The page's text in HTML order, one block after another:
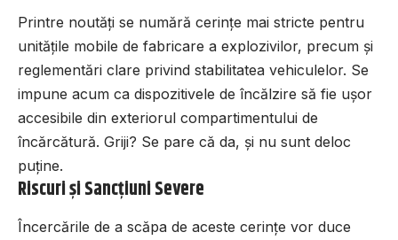
Printre noutăți se numără cerințe mai stricte pentru
unitățile mobile de fabricare a explozivilor, precum și
reglementări clare privind stabilitatea vehiculelor. Se
impune acum ca dispozitivele de încălzire să fie ușor
accesibile din exteriorul compartimentului de
încărcătură. Griji? Se pare că da, și nu sunt deloc
puține.
Riscuri și Sancțiuni Severe
Încercările de a scăpa de aceste cerințe vor duce